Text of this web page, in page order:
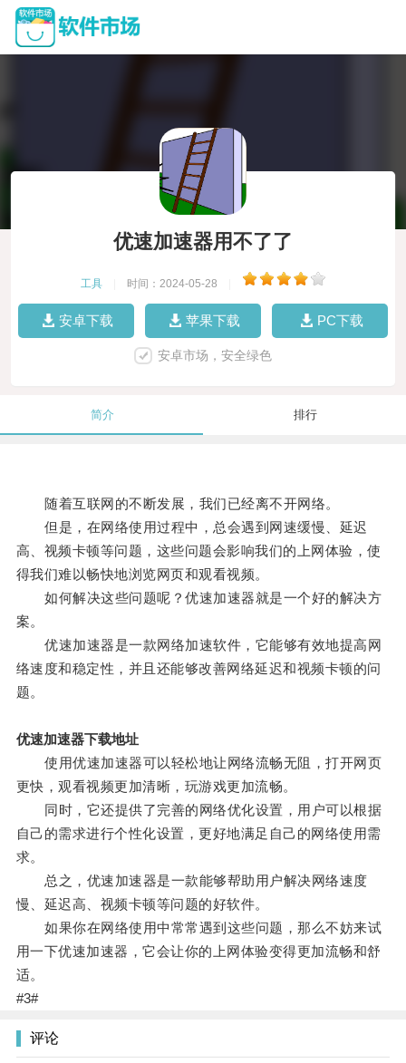
优速加速器用不了了
工具 时间：2024-05-28
安卓下载 苹果下载 PC下载
安卓市场，安全绿色
简介 排行
随着互联网的不断发展，我们已经离不开网络。
但是，在网络使用过程中，总会遇到网速缓慢、延迟
高、视频卡顿等问题，这些问题会影响我们的上网体验，使
得我们难以畅快地浏览网页和观看视频。
如何解决这些问题呢？优速加速器就是一个好的解决方
案。
优速加速器是一款网络加速软件，它能够有效地提高网
络速度和稳定性，并且还能够改善网络延迟和视频卡顿的问
题。
优速加速器下载地址
使用优速加速器可以轻松地让网络流畅无阻，打开网页
更快，观看视频更加清晰，玩游戏更加流畅。
同时，它还提供了完善的网络优化设置，用户可以根据
自己的需求进行个性化设置，更好地满足自己的网络使用需
求。
总之，优速加速器是一款能够帮助用户解决网络速度
慢、延迟高、视频卡顿等问题的好软件。
如果你在网络使用中常常遇到这些问题，那么不妨来试
用一下优速加速器，它会让你的上网体验变得更加流畅和舒
适。
#3#
评论